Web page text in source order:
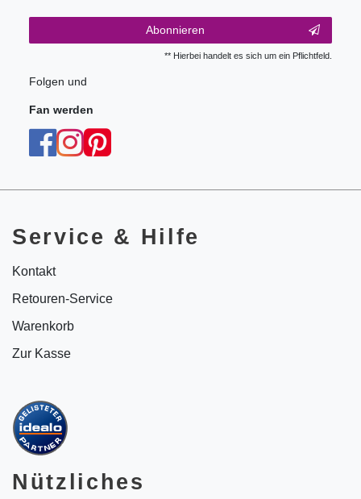
Abonnieren
** Hierbei handelt es sich um ein Pflichtfeld.
Folgen und
Fan werden
Service & Hilfe
Kontakt
Retouren-Service
Warenkorb
Zur Kasse
Nützliches